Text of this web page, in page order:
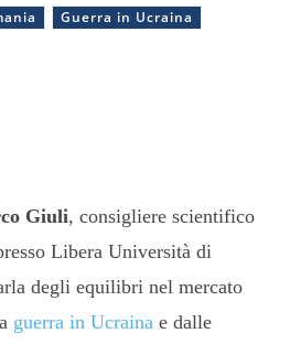
Guerra in Ucraina
Giuli, consigliere scientifico
Libera Università di
degli equilibri nel mercato
guerra in Ucraina e dalle